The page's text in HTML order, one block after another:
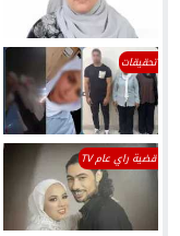
تحقيقات
قضية راي عام TV